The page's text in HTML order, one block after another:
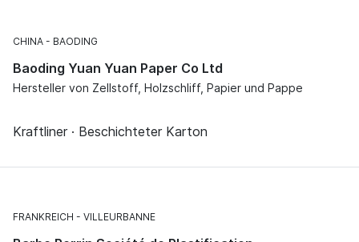
CHINA BAODING
Baoding Yuan Yuan Paper Co Ltd
Hersteller von Zellstoff, Holzschliff, Papier und Pappe
Kraftliner · Beschichteter Karton
FRANKREICH VILLEURBANNE